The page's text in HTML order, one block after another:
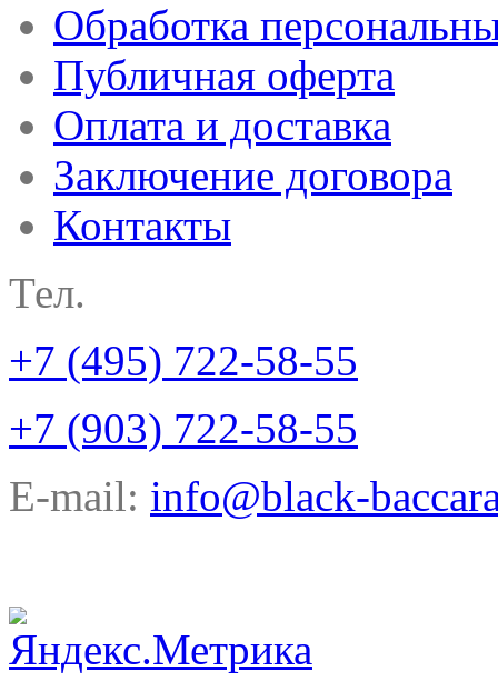
Обработка
Публичная оферта
Оплата и доставка
Заключение договора
Контакты
Тел.
+7 (495) 722-58-55
+7 (903) 722-58-55
E-mail: info@black-